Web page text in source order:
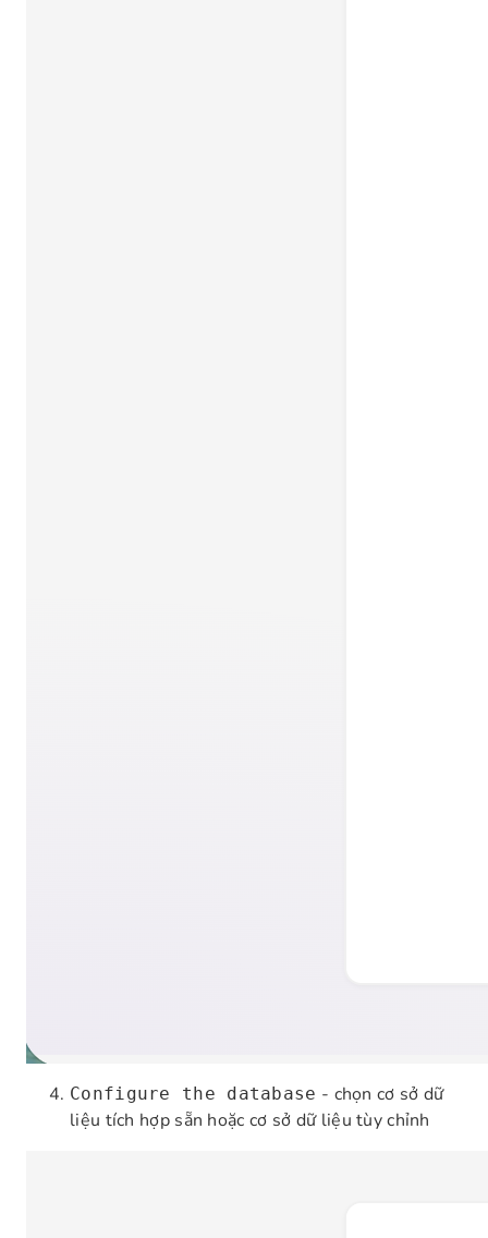
Configure the database - chọn cơ sở dữ
liệu tích hợp sẵn hoặc cơ sở dữ liệu tùy chỉnh